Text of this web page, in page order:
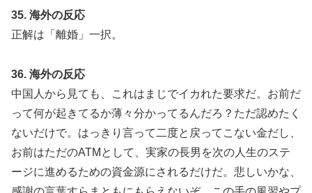
35. 海外の反応
正解は「離婚」一択。
36. 海外の反応
中国人から見ても、これはまじでイカれた要求だ。お前だ
って何が起きてるか薄々分かってるんだろ？ただ認めたく
ないだけで。はっきり言って二度と戻ってこない金だし、
お前はただのATMとして、実家の長男を次の人生のステ
ージに進めるための資金源にされるだけだ。悲しいかな、